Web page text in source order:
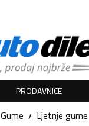
PRODAVNICE
Gume Ljetnje gume